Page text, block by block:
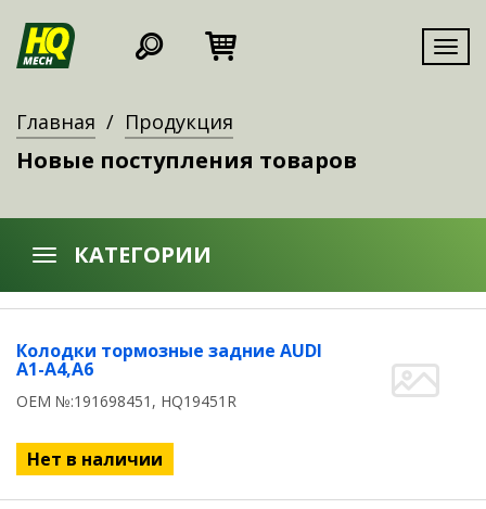
Главная Продукция
Новые поступления товаров
КАТЕГОРИИ
Колодки тормозные задние AUDI
A1-A4,A6
OEM №:191698451, HQ19451R
Нет в наличии